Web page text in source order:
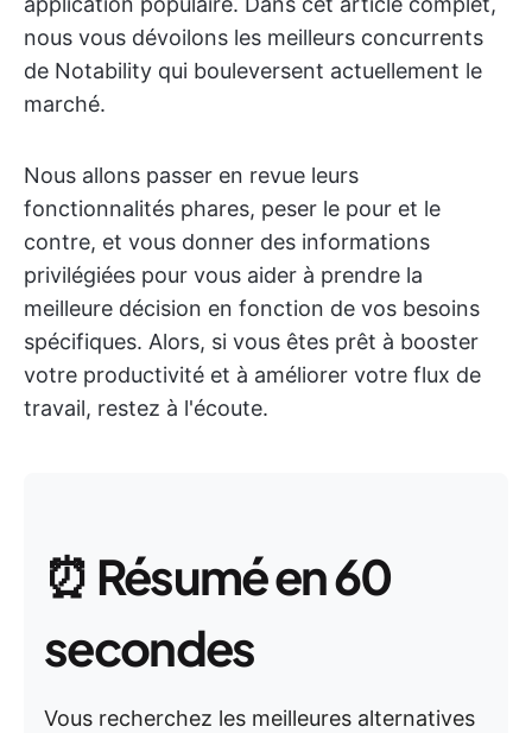
nous vous dévoilons les meilleurs concurrents
de Notability qui bouleversent actuellement le
marché.
Nous allons passer en revue leurs
fonctionnalités phares, peser le pour et le
contre, et vous donner des informations
privilégiées pour vous aider à prendre la
meilleure décision en fonction de vos besoins
spécifiques. Alors, si vous êtes prêt à booster
votre productivité et à améliorer votre flux de
travail, restez à l'écoute.
⏰ Résumé en 60
secondes
Vous recherchez les meilleures alternatives